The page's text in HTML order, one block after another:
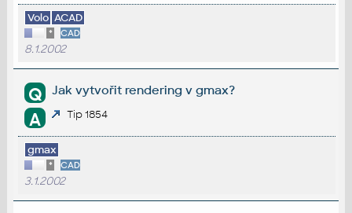
Volo ACAD
* CAD
8.1.2002
Q Jak vytvořit rendering v gmax?
A Tip 1854
gmax
* CAD
3.1.2002